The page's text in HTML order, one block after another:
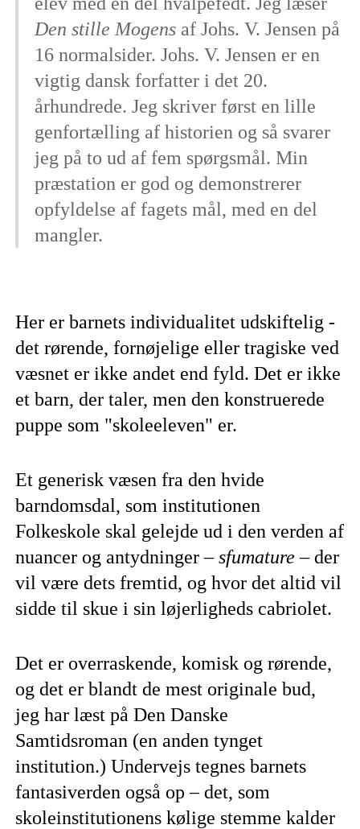
Den stille Mogens af Johs. V. Jensen på
16 normalsider. Johs. V. Jensen er en
vigtig dansk forfatter i det 20.
århundrede. Jeg skriver først en lille
genfortælling af historien og så svarer
jeg på to ud af fem spørgsmål. Min
præstation er god og demonstrerer
opfyldelse af fagets mål, med en del
mangler.
Her er barnets individualitet udskiftelig -
det rørende, fornøjelige eller tragiske ved
væsnet er ikke andet end fyld. Det er ikke
et barn, der taler, men den konstruerede
puppe som "skoleeleven" er.
Et generisk væsen fra den hvide
barndomsdal, som institutionen
Folkeskole skal gelejde ud i den verden af
nuancer og antydninger –sfumature – der
vil være dets fremtid, og hvor det altid vil
sidde til skue i sin løjerligheds cabriolet.
Det er overraskende, komisk og rørende,
og det er blandt de mest originale bud,
jeg har læst på Den Danske
Samtidsroman (en anden tynget
institution.) Undervejs tegnes barnets
fantasiverden også op – det, som
skoleinstitutionens kølige stemme kalder